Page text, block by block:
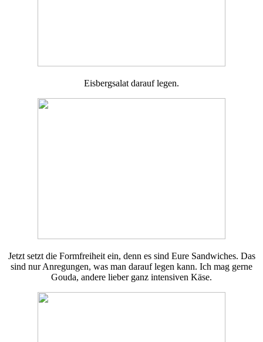
Eisbergsalat darauf legen.
Jetzt setzt die Formfreiheit ein, denn es sind Eure Sandwiches. Das
sind nur Anregungen, was man darauf legen kann. Ich mag gerne
Gouda, andere lieber ganz intensiven Käse.